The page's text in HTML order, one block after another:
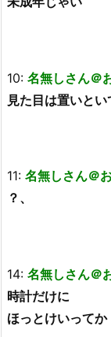
10: 名無しさん＠
見た目は置いと
11: 名無しさん＠
？、
14: 名無しさん＠
時計だけに
ほっとけいってか